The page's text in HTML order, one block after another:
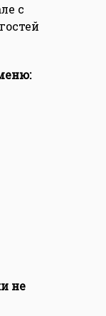
с
не